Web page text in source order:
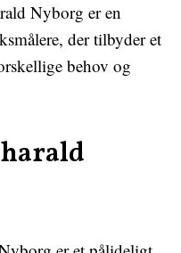
Nyborg er en
der tilbyder et
behov og